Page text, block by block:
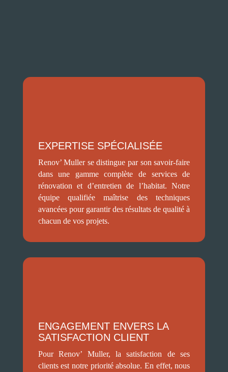
EXPERTISE SPÉCIALISÉE
Renov’ Muller se distingue par son savoir-faire
dans une gamme complète de services de
rénovation et d’entretien de l’habitat. Notre
équipe qualifiée maîtrise des techniques
avancées pour garantir des résultats de qualité à
chacun de vos projets.
ENGAGEMENT ENVERS LA
SATISFACTION CLIENT
Pour Renov’ Muller, la satisfaction de ses
clients est notre priorité absolue. En effet, nous